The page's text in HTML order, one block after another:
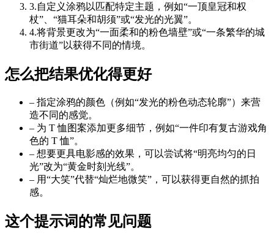
3.自定义涂鸦以匹配特定主题，例如“一顶皇冠和权
杖”、“猫耳朵和胡须”或“发光的光翼”。
4.将背景更改为“一面柔和的粉色墙壁”或“一条繁华的城
市街道”以获得不同的情境。
怎么把结果优化得更好
– 指定涂鸦的颜色（例如“发光的粉色动态轮廓”）来营
造不同的感觉。
– 为 T 恤图案添加更多细节，例如“一件印有复古游戏角
色的 T 恤”。
– 想要更具电影感的效果，可以尝试将“明亮均匀的日
光”改为“黄金时刻光线”。
– 用“大笑”代替“灿烂地微笑”，可以获得更自然的抓拍
感。
这个提示词的常见问题